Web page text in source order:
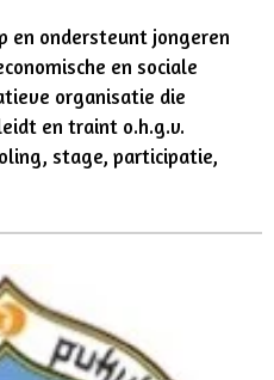
en ondersteunt jongeren
en sociale
organisatie die
en traint o.h.g.v.
stage, participatie,